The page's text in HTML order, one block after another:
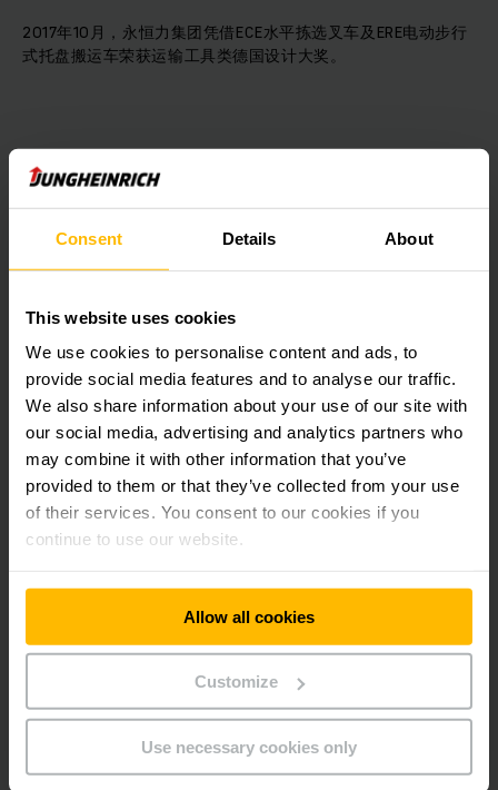
Consent Details About
This website uses cookies
We use cookies to personalise content and ads, to
provide social media features and to analyse our traffic.
We also share information about your use of our site with
our social media, advertising and analytics partners who
may combine it with other information that you’ve
provided to them or that they’ve collected from your use
of their services. You consent to our cookies if you
continue to use our website.
Allow all cookies
Customize
Use necessary cookies only
2017年10月，永恒力集团凭借ECE水平拣选叉车及ERE电动步行
式托盘搬运车荣获运输工具类德国设计大奖。
2018年2月，永恒力4项产品和解决方案荣获IFOY“更佳内部物
流”奖。IFOY国际年度叉车大奖每年都会评选出全球范围内更佳
的物流解决方案，而永恒力是该年度凭借4项产品和解决方案入
2018年6月，德国品牌大奖 German Brand Award 颁奖庆典在柏
林的德国历史博物馆盛大举行。永恒力在“卓越行业品牌-工业、
机械和工程”类中荣获金奖。
2018年12月，Jungheinrich永恒力荣获5项2019年德国设计大
奖。在德国设计大奖“工业”类别中，前移式叉车 ETV 216i 荣获